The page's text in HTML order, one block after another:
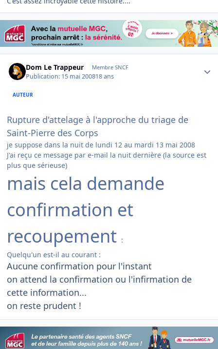
Dom Le Trappeur Membre SNCF
Publication: 15 mai 200818 ans
AUTEUR
Rupture d'attelage à l'approche du triage de
Saint-Pierre des Corps
je suppose dans la nuit de lundi 12 au mardi 13 mai 2008
J'ai reçu ce message par e-mail la nuit dernière (la source est
plus que sérieuse)
mais cela demande
confirmation et
recoupement :
Quelqu'un est-il au courant :
Aucune confirmation pour l'instant
on attend la confirmation ou l'infirmation de
cette information...
on reste prudent !